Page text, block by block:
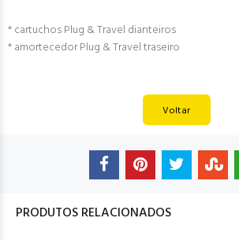
* cartuchos Plug & Travel dianteiros
* amortecedor Plug & Travel traseiro
Voltar
PRODUTOS RELACIONADOS